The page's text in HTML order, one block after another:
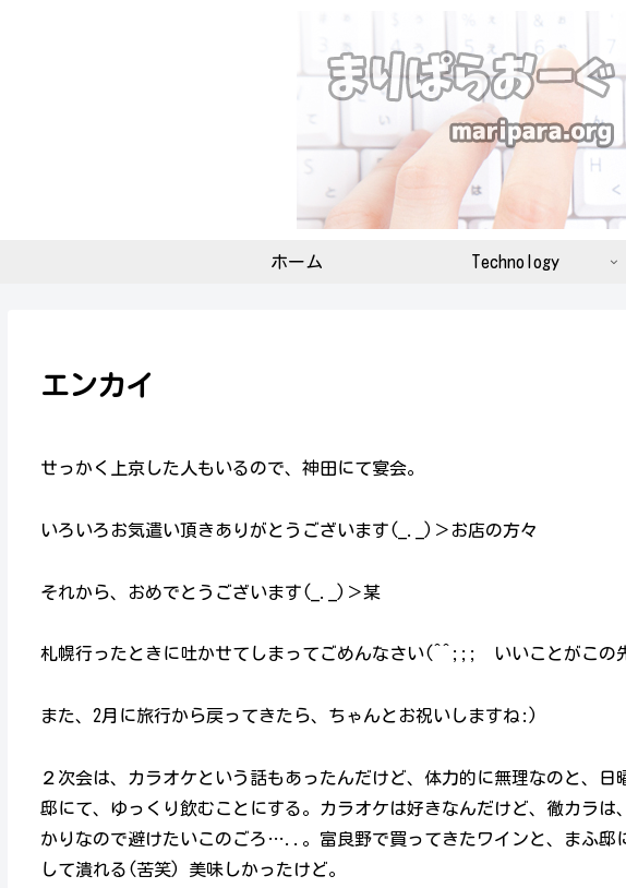
ホーム Technology
エンカイ
せっかく上京した人もいるので、神田にて宴会。
いろいろお気遣い頂きありがとうございます(_._)＞お店の方々
それから、おめでとうございます(_._)＞某
札幌行ったときに吐かせてしまってごめんなさい(^^;;; いいことがこの
また、2月に旅行から戻ってきたら、ちゃんとお祝いしますね:)
２次会は、カラオケという話もあったんだけど、体力的に無理なのと、
邸にて、ゆっくり飲むことにする。カラオケは好きなんだけど、徹カラ
かりなので避けたいこのごろ…..。富良野で買ってきたワインと、まふ邸
して潰れる(苦笑) 美味しかったけど。